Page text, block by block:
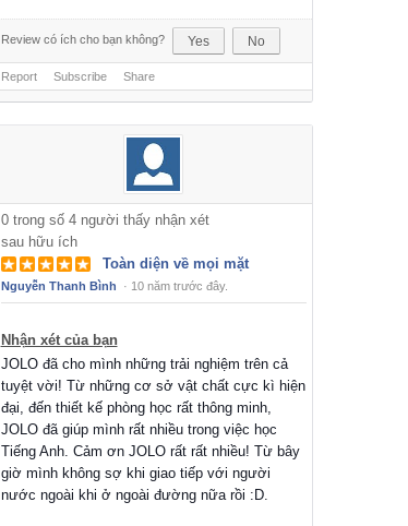
Review có ích cho bạn không? Yes No
Report Subscribe Share
0trong số 4người thấy nhận xét
sau hữu ích
Toàn diện về mọi mặt
Nguyễn Thanh Bình · 10 năm trước đây.
Nhận xét của bạn
JOLO đã cho mình những trải nghiệm trên cả
tuyệt vời! Từ những cơ sở vật chất cực kì hiện
đại, đến thiết kế phòng học rất thông minh,
JOLO đã giúp mình rất nhiều trong việc học
Tiếng Anh. Cảm ơn JOLO rất rất nhiều! Từ bây
giờ mình không sợ khi giao tiếp với người
nước ngoài khi ở ngoài đường nữa rồi :D.